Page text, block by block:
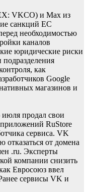
VKCO) и Max из
санкций ЕС
необходимостью
каналов
юридические риски
как
Google
магазинов и
продал свои
RuStore
сервиса. VK
от домена
.ru. Эксперты
компании снизить
Евросоюз ввел
сервисы VK и